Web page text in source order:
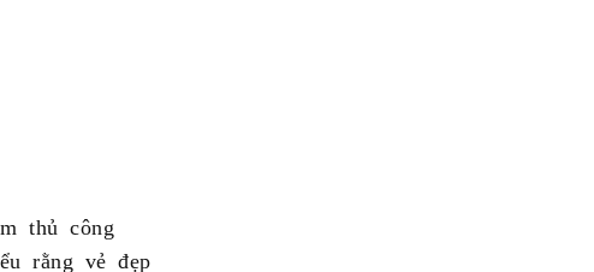
thủ công
rằng vẻ đẹp